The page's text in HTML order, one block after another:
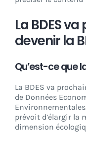
La BDES
devenir la
Qu’est-ce que la
La BDES va
de Données
prévoit d’élargir la
dimension